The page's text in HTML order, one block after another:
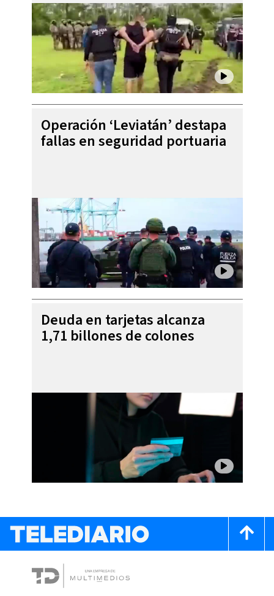
Operación ‘Leviatán’ destapa
fallas en seguridad portuaria
Deuda en tarjetas alcanza
1,71 billones de colones